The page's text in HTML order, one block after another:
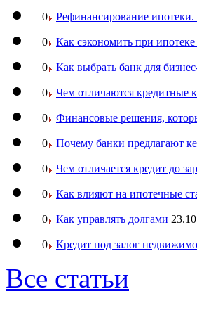
0 Рефинансирование
0 Как сэкономить при ипотеке
0 Как выбрать банк для
0 Чем отличаются кредитные
0 Финансовые решения,
0 Почему банки предлагают
0 Чем отличается кредит до
0 Как влияют на ипотечные
0 Как управлять долгами
0 Кредит под залог
Все статьи